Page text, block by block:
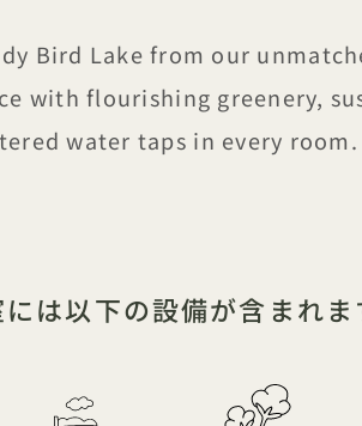
Bird Lake from our
with flourishing greenery,
water taps in every room.
には以下の設備が含まれま